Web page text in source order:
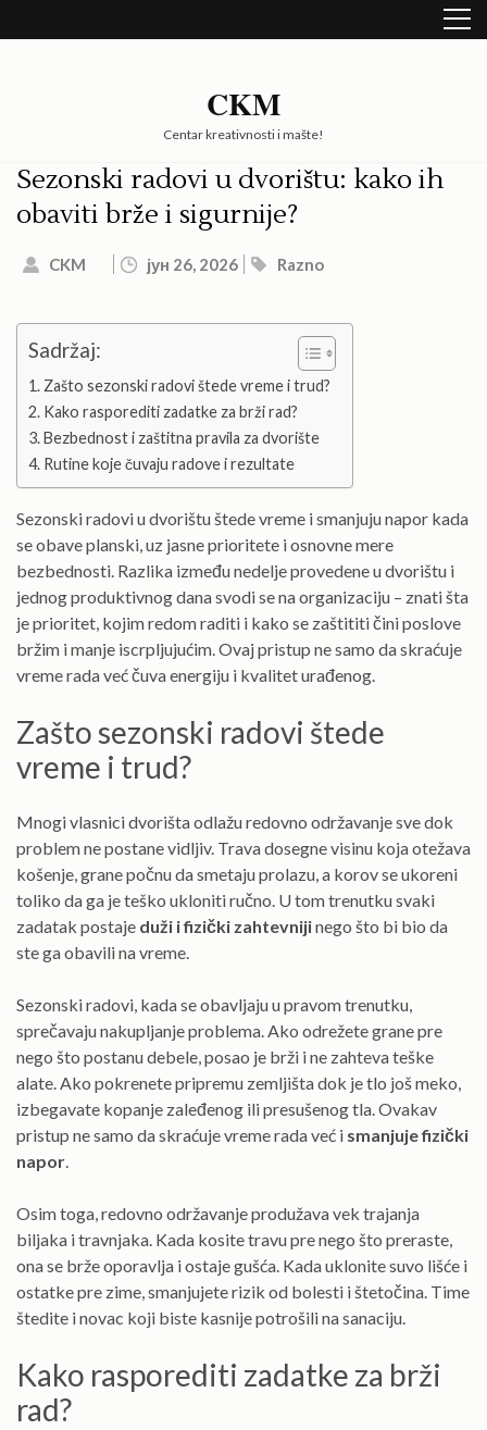
to
CKM
Centar kreativnosti i mašte!
Sezonski radovi u dvorištu: kako ih
obaviti brže i sigurnije?
CKM јун 26, 2026 Razno
Sadržaj:
Zašto sezonski radovi štede vreme i trud?
Kako rasporediti zadatke za brži rad?
Bezbednost i zaštitna pravila za dvorište
Rutine koje čuvaju radove i rezultate
Sezonski radovi u dvorištu štede vreme i smanjuju napor kada
se obave planski, uz jasne prioritete i osnovne mere
bezbednosti. Razlika između nedelje provedene u dvorištu i
jednog produktivnog dana svodi se na organizaciju – znati šta
je prioritet, kojim redom raditi i kako se zaštititi čini poslove
bržim i manje iscrpljujućim. Ovaj pristup ne samo da skraćuje
vreme rada već čuva energiju i kvalitet urađenog.
Zašto sezonski radovi štede
vreme i trud?
Mnogi vlasnici dvorišta odlažu redovno održavanje sve dok
problem ne postane vidljiv. Trava dosegne visinu koja otežava
košenje, grane počnu da smetaju prolazu, a korov se ukoreni
toliko da ga je teško ukloniti ručno. U tom trenutku svaki
zadatak postaje duži i fizički zahtevnijinego što bi bio da
ste ga obavili na vreme.
Sezonski radovi, kada se obavljaju u pravom trenutku,
sprečavaju nakupljanje problema. Ako odrežete grane pre
nego što postanu debele, posao je brži i ne zahteva teške
alate. Ako pokrenete pripremu zemljišta dok je tlo još meko,
izbegavate kopanje zaleđenog ili presušenog tla. Ovakav
pristup ne samo da skraćuje vreme rada već i smanjuje fizički
napor.
Osim toga, redovno održavanje produžava vek trajanja
biljaka i travnjaka. Kada kosite travu pre nego što preraste,
ona se brže oporavlja i ostaje gušća. Kada uklonite suvo lišće i
ostatke pre zime, smanjujete rizik od bolesti i štetočina. Time
štedite i novac koji biste kasnije potrošili na sanaciju.
Kako rasporediti zadatke za brži
rad?